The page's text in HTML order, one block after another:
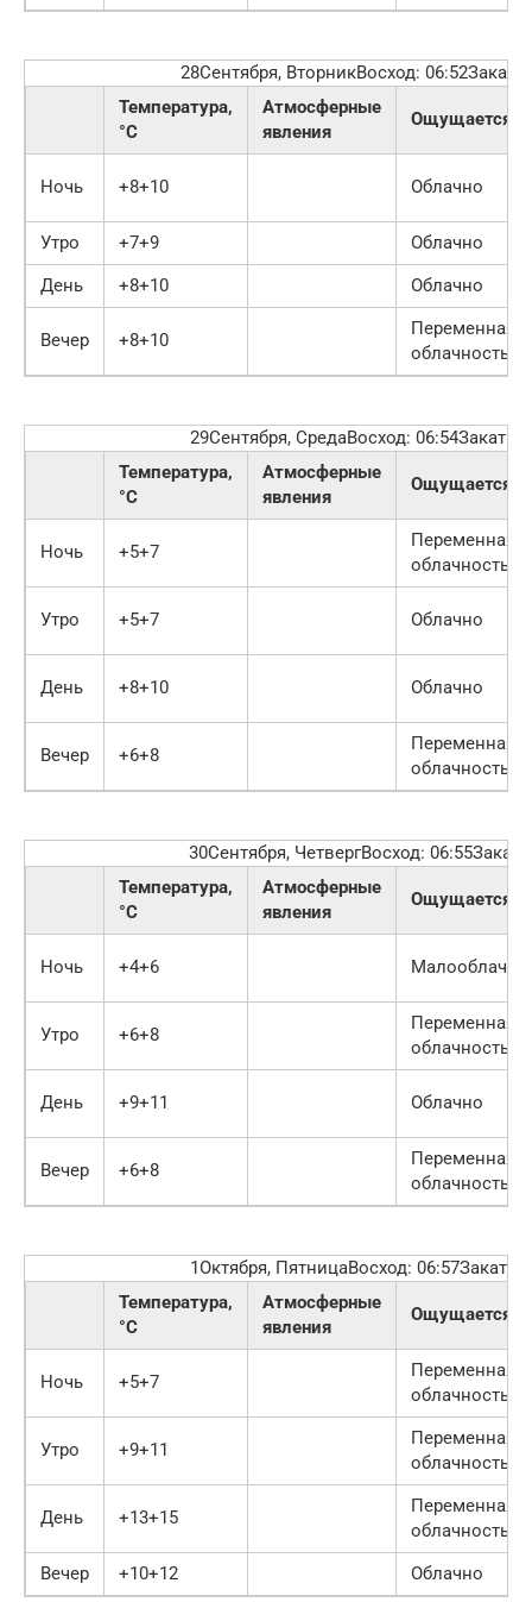
28Сентября, ВторникВосход:
Температура,
°C
Атмосферные
явления
Ощущается
Ночь +8+10 Облачно
Утро +7+9
Облачно
День
+8+10 Облачно
Вечер +8+10
Переменная
облачность
29Сентября, СредаВосход: 06:54Закат:
Температура,
°C
Атмосферные
явления
Ощущается
Ночь +5+7
Переменная
облачность
Утро +5+7 Облачно
День +8+10 Облачно
Вечер +6+8
Переменная
облачность
30Сентября, ЧетвергВосход:
Температура,
°C
Атмосферные
явления
Ощущается
Ночь +4+6 Малооблачно
Утро +6+8
Переменная
облачность
День +9+11 Облачно
Вечер +6+8
Переменная
облачность
1Октября, ПятницаВосход: 06:57Закат:
Температура,
°C
Атмосферные
явления
Ощущается
Ночь +5+7
Переменная
облачность
Утро +9+11
Переменная
облачность
День +13+15
Переменная
облачность
Вечер
+10+12 Облачно